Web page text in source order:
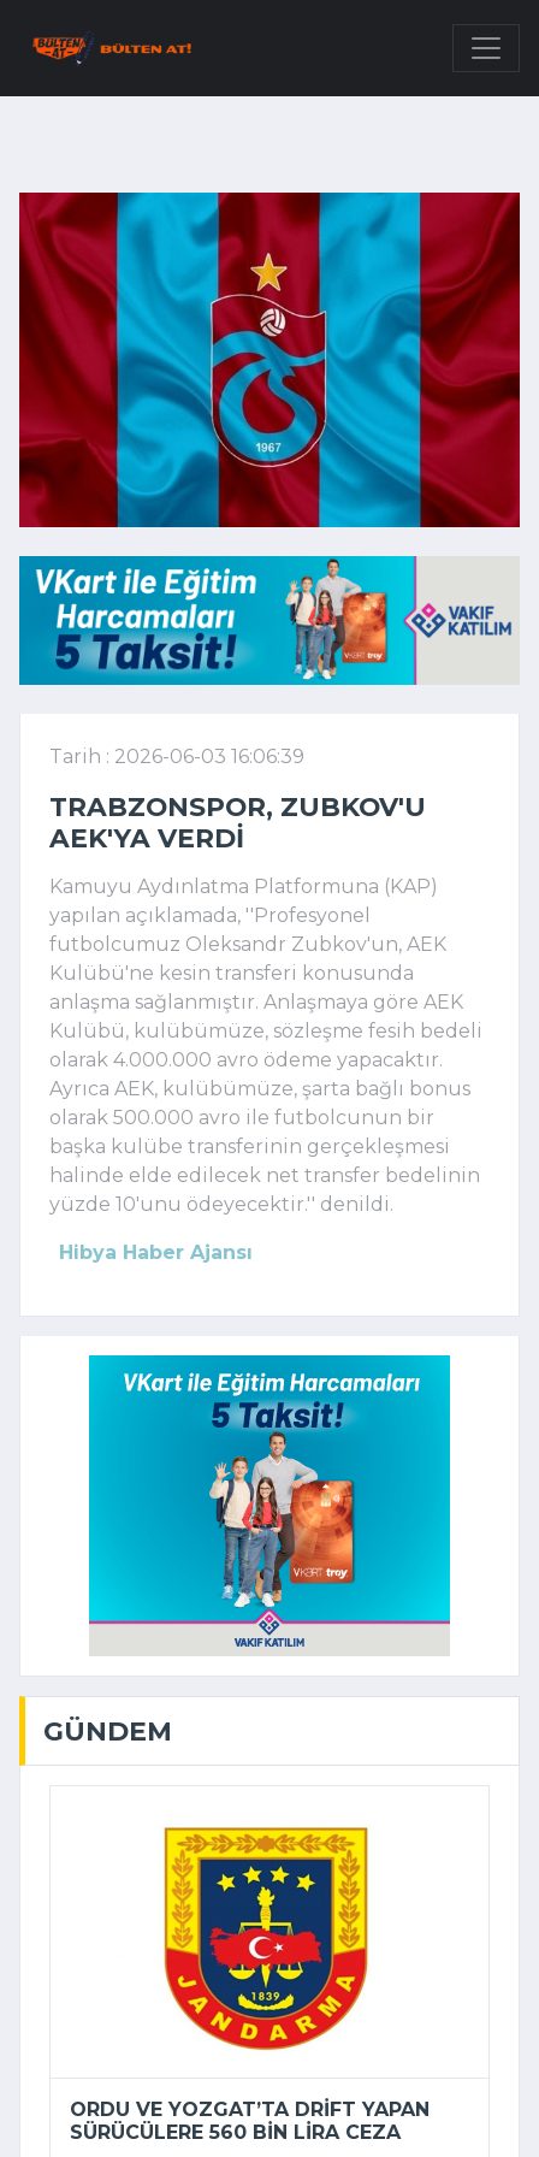
Tarih : 2026-06-03 16:06:39
TRABZONSPOR, ZUBKOV'U
AEK'YA VERDI
Kamuyu Aydınlatma Platformuna (KAP)
yapılan açıklamada, ''Profesyonel
futbolcumuz Oleksandr Zubkov'un, AEK
Kulübü'ne kesin transferi konusunda
anlaşma sağlanmıştır. Anlaşmaya göre AEK
Kulübü, kulübümüze, sözleşme fesih bedeli
olarak 4.000.000 avro ödeme yapacaktır.
Ayrıca AEK, kulübümüze, şarta bağlı bonus
olarak 500.000 avro ile futbolcunun bir
başka kulübe transferinin gerçekleşmesi
halinde elde edilecek net transfer bedelinin
yüzde 10'unu ödeyecektir.'' denildi.
Hibya Haber Ajansı
GÜNDEM
ORDU VE YOZGAT’TA DRIFT YAPAN
SÜRÜCÜLERE 560 BIN LIRA CEZA